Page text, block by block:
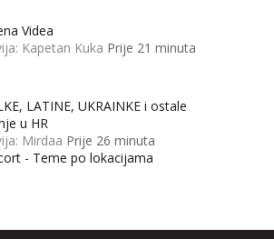
Videa
Kapetan Kuka Prije 21 minuta
LATINE, UKRAINKE i ostale
u HR
Mirdaa Prije 26 minuta
- Teme po lokacijama